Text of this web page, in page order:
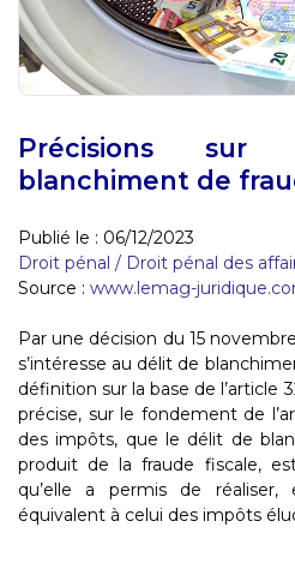
Précisions
blanchiment de
Publié le : 06/12/2023
Droit pénal / Droit pénal des
Source : www.lemag-
Par une décision du 15
s’intéresse au délit de
définition sur la base de l’article
précise, sur le fondement de
des impôts, que le délit de
produit de la fraude fiscale,
qu’elle a permis de
équivalent à celui des impôts